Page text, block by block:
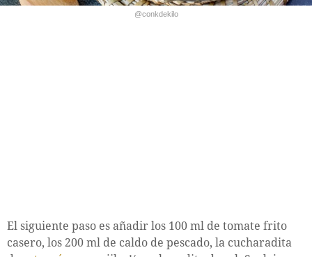
@conkdekilo
El siguiente paso es añadir los 100 ml de tomate frito
casero, los 200 ml de caldo de pescado, la cucharadita